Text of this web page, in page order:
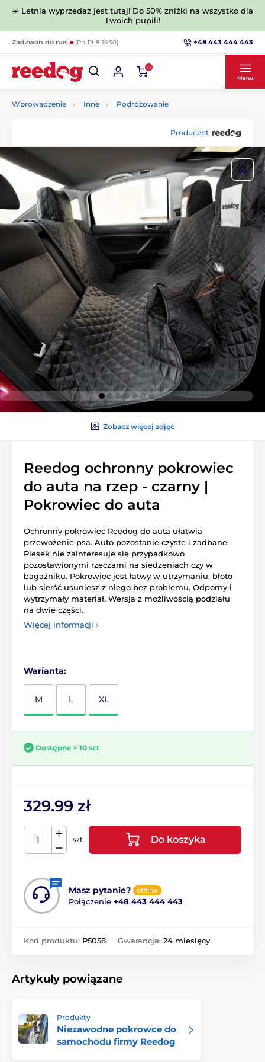
☀️ Letnia wyprzedaż jest tutaj! Do 50% zniżki na wszystko dla
Twoich pupili!
Zadzwoń do nas (Pn-Pt 8-16:30) +48 443 444 443
0
Menu
Wprowadzenie Inne Podróżowanie
Producent
Zobacz więcej zdjęć
Reedog ochronny pokrowiec
do auta na rzep - czarny |
Pokrowiec do auta
Ochronny pokrowiec Reedog do auta ułatwia
przewożenie psa. Auto pozostanie czyste i zadbane.
Piesek nie zainteresuje się przypadkowo
pozostawionymi rzeczami na siedzeniach czy w
bagażniku. Pokrowiec jest łatwy w utrzymaniu, błoto
lub sierść usuniesz z niego bez problemu. Odporny i
wytrzymały materiał. Wersja z możliwością podziału
na dwie części.
Więcej informacji ›
Warianta:
M L XL
Dostępne > 10 szt
329.99 zł
szt Do koszyka
Masz pytanie? offline
Połączenie +48 443 444 443
Kod produktu: P5058 Gwarancja: 24 miesięcy
Artykuły powiązane
Produkty
Niezawodne pokrowce do
samochodu firmy Reedog